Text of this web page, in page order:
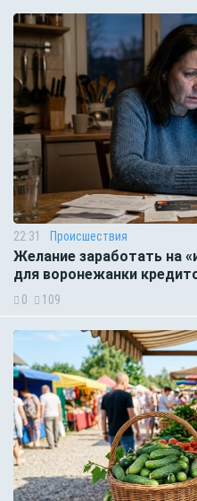
22:31 Происшествия
Желание заработать на
для воронежанки
0 109